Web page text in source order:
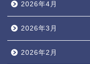
2026年4月
2026年3月
2026年2月